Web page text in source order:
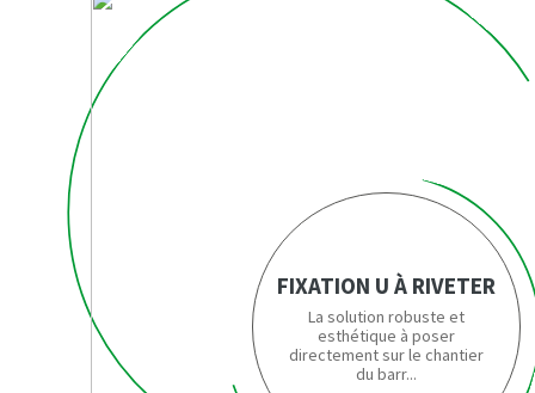
FIXATION U À RIVETER
La solution robuste et
esthétique à poser
directement sur le chantier
du barr...